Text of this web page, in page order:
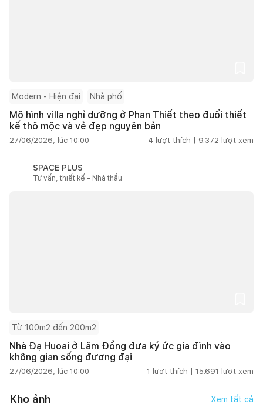
Modern - Hiện đại Nhà phố
Mô hình villa nghỉ dưỡng ở Phan Thiết theo đuổi thiết
kế thô mộc và vẻ đẹp nguyên bản
27/06/2026, lúc 10:00 4 lượt thích | 9.372 lượt xem
SPACE PLUS
Tư vấn, thiết kế - Nhà thầu
Từ 100m2 đến 200m2
Nhà Đạ Huoai ở Lâm Đồng đưa ký ức gia đình vào
không gian sống đương đại
27/06/2026, lúc 10:00 1 lượt thích | 15.691 lượt xem
Kho ảnh Xem tất cả